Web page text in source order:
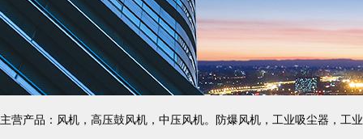
主营产品：风机，高压鼓风机，中压风机。防爆风机，工业吸尘器，工